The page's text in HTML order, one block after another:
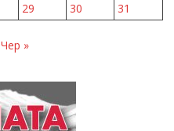
29 30 31
Чер »